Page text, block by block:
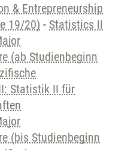
& Entrepreneurship
19/20) - Statistics II
(ab Studienbeginn
Statistik II für
(bis Studienbeginn